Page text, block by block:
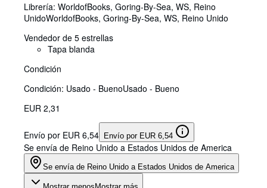
Librería: WorldofBooks, Goring-By-Sea, WS, Reino
UnidoWorldofBooks, Goring-By-Sea, WS, Reino Unido
Vendedor de 5 estrellas
Tapa blanda
Condición
Condición: Usado - BuenoUsado - Bueno
EUR 2,31
Envío por EUR 6,54 Envío por EUR 6,54
Se envía de Reino Unido a Estados Unidos de America
Se envía de Reino Unido a Estados Unidos de America